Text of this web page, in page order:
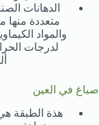
الدهانات
متعددة منها
والمواد
لدرجات
صباغ في العين
هذة الطبقة